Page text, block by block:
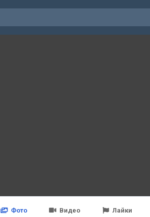
Фото Видео Лайки